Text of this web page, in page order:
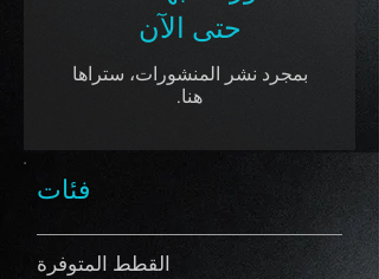
حتى الآن
بمجرد نشر المنشورات، ستراها
هنا.
فئات
القطط المتوفرة